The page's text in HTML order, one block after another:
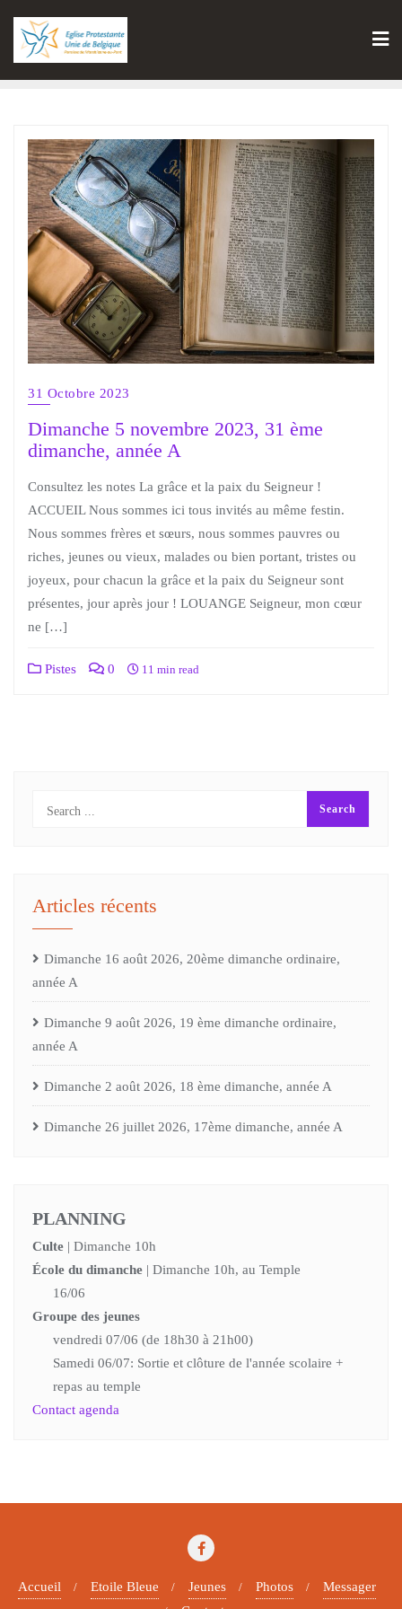
31 Octobre 2023
Dimanche 5 novembre 2023, 31 ème
dimanche, année A
Consultez les notes La grâce et la paix du Seigneur !
ACCUEIL Nous sommes ici tous invités au même festin.
Nous sommes frères et sœurs, nous sommes pauvres ou
riches, jeunes ou vieux, malades ou bien portant, tristes ou
joyeux, pour chacun la grâce et la paix du Seigneur sont
présentes, jour après jour ! LOUANGE Seigneur, mon cœur
ne […]
Pistes 0 11 min read
Articles récents
Dimanche 16 août 2026, 20ème dimanche ordinaire,
année A
Dimanche 9 août 2026, 19 ème dimanche ordinaire,
année A
Dimanche 2 août 2026, 18 ème dimanche, année A
Dimanche 26 juillet 2026, 17ème dimanche, année A
PLANNING
Culte | Dimanche 10h
École du dimanche | Dimanche 10h, au Temple
16/06
Groupe des jeunes
vendredi 07/06 (de 18h30 à 21h00)
Samedi 06/07: Sortie et clôture de l'année scolaire +
repas au temple
Contact agenda
Accueil Etoile Bleue Jeunes Photos
Messager